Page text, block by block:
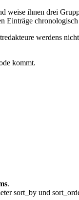
ihnen drei
werdens
kommt.
.
sort_by und